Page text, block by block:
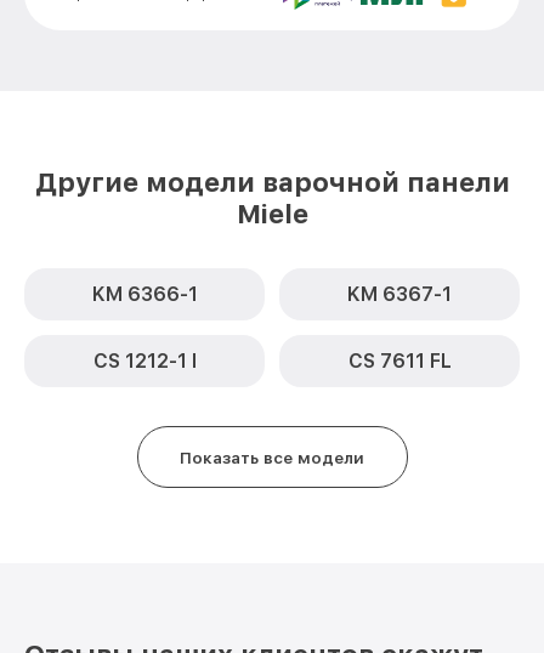
Другие модели варочной панели
Miele
KM 6366-1 KM 6367-1
CS 1212-1 I CS 7611 FL
Показать все модели